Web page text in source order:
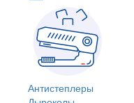
Антистеплеры